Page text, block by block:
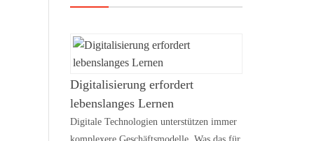
Digitalisierung erfordert
lebenslanges Lernen
Digitale Technologien unterstützen immer